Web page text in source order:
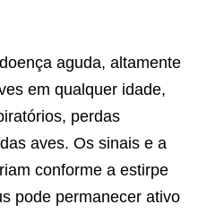
aguda, altamente
em qualquer idade,
perdas
aves. Os sinais e a
conforme a estirpe
pode permanecer ativo